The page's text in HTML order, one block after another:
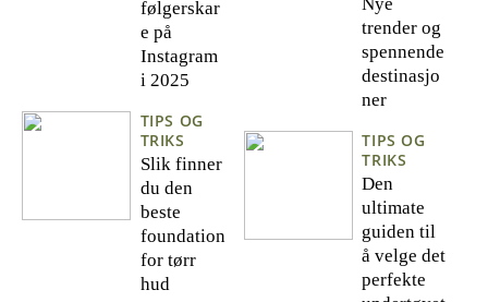
følgerskar
e på
Instagram
i 2025
TIPS OG
TRIKS
Slik finner
du den
beste
foundation
for tørr
hud
trender og
spennende
destinasjo
ner
TIPS OG
TRIKS
Den
ultimate
guiden til
å velge det
perfekte